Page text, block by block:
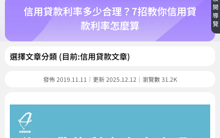
信用貸款利率多少合理？7招教你信用貸
款利率怎麼算
選擇文章分類 (目前:信用貸款文章)
發佈 2019.11.11｜更新 2025.12.12｜瀏覽數 31.2K
開
導
覽